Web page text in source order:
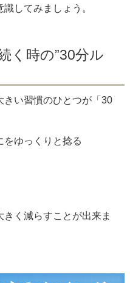
してみましょう。
く時の”30分ル
”
い習慣のひとつが「30
をゆっくりと捻る
く減らすことが出来ま